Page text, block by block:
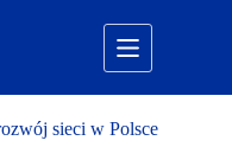
sieci w Polsce